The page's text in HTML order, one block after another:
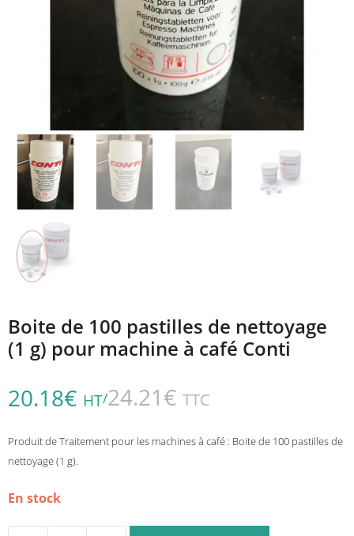
Boite de 100 pastilles de nettoyage
(1 g) pour machine à café Conti
20.18€ HT/24.21€ TTC
Produit de Traitement pour les machines à café : Boite de 100 pastilles de
nettoyage (1 g).
En stock